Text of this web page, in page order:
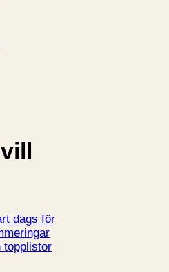
dags för
topplistor